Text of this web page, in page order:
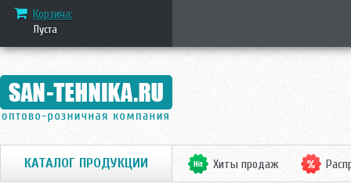
Корзина:
Пуста
КАТАЛОГ ПРОДУКЦИИ Хиты продаж